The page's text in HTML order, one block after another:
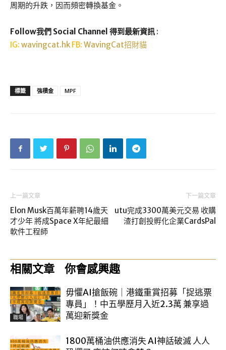
周期的升跌，因而頻密轉換基金。
Follow我們 Social Channel 得到最新資訊 :
IG: wavingcat.hk FB: WavingCat招財貓
標籤 強積金 MPF
上一篇文章
Elon Musk百萬年薪聘14歲天
才少年 將成Space X年紀最細
軟件工程師
下一篇文章
utu完成3300萬美元交易 收購
渣打創投孵化企業CardsPal
相關文章 你會感興趣
職場
毋懼AI搶飯碗｜港鐵重賞招募「捉逃票
專員」！中五學歷月入近2.3萬 兼享過
萬迎新獎金
1800萬桶油供應消失 AI神話破滅 人人